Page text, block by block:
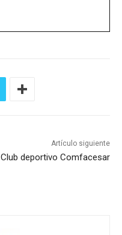
Artículo siguiente
Club deportivo Comfacesar